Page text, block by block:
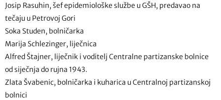
Josip Rasuhin, šef epidemiološke službe u GŠH, predavao na
tečaju u Petrovoj Gori
Soka Studen, bolničarka
Marija Schlezinger, liječnica
Alfred Štajner, liječnik i voditelj Centralne partizanske bolnice
od siječnja do rujna 1943.
Zlata Švabenic, bolničarka i kuharica u Centralnoj partizanskoj
bolnici